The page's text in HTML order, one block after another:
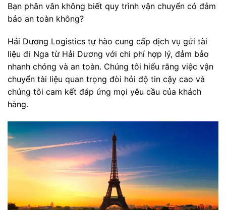
Bạn phân vân không biết quy trình vận chuyển có đảm
bảo an toàn không?
Hải Dương Logistics tự hào cung cấp dịch vụ gửi tài
liệu đi Nga từ Hải Dương với chi phí hợp lý, đảm bảo
nhanh chóng và an toàn. Chúng tôi hiểu rằng việc vận
chuyển tài liệu quan trọng đòi hỏi độ tin cậy cao và
chúng tôi cam kết đáp ứng mọi yêu cầu của khách
hàng.